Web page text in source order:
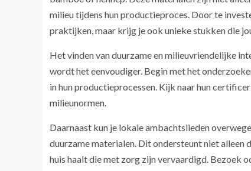
milieu tijdens hun productieproces. Door te
praktijken, maar krijg je ook unieke stukken die
Het vinden van duurzame en milieuvriendelijke
wordt het eenvoudiger. Begin met het
in hun productieprocessen. Kijk naar hun
milieunormen.
Daarnaast kun je lokale ambachtslieden
duurzame materialen. Dit ondersteunt niet alleen
huis haalt die met zorg zijn vervaardigd. Bezoek